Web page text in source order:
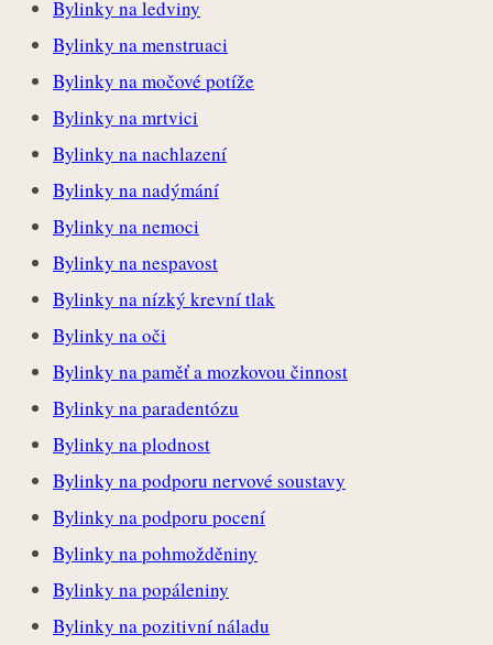
Bylinky na ledviny
Bylinky na menstruaci
Bylinky na močové potíže
Bylinky na mrtvici
Bylinky na nachlazení
Bylinky na nadýmání
Bylinky na nemoci
Bylinky na nespavost
Bylinky na nízký krevní tlak
Bylinky na oči
Bylinky na paměť a mozkovou činnost
Bylinky na paradentózu
Bylinky na plodnost
Bylinky na podporu nervové soustavy
Bylinky na podporu pocení
Bylinky na pohmožděniny
Bylinky na popáleniny
Bylinky na pozitivní náladu